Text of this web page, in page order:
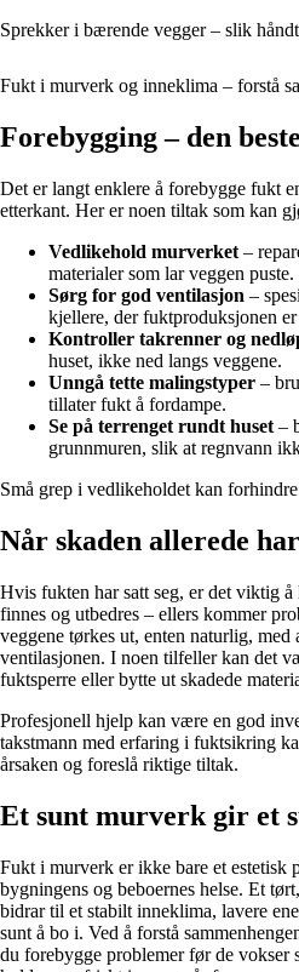
Sprekker i bærende vegger – slik
Fukt i murverk og inneklima – forstå
Forebygging – den
Det er langt enklere å forebygge fukt
etterkant. Her er noen tiltak som kan
Vedlikehold murverket –
materialer som lar veggen puste.
Sørg for god ventilasjon –
kjellere, der fuktproduksjonen
Kontroller takrenner og
huset, ikke ned langs veggene.
Unngå tette malingstyper –
tillater fukt å fordampe.
Se på terrenget rundt huset –
grunnmuren, slik at regnvann
Små grep i vedlikeholdet kan
Når skaden allerede
Hvis fukten har satt seg, er det viktig å
finnes og utbedres – ellers kommer
veggene tørkes ut, enten naturlig,
ventilasjonen. I noen tilfeller kan det
fuktsperre eller bytte ut skadede
Profesjonell hjelp kan være en god
takstmann med erfaring i fuktsikring
årsaken og foreslå riktige tiltak.
Et sunt murverk gir et
Fukt i murverk er ikke bare et estetisk
bygningens og beboernes helse. Et
bidrar til et stabilt inneklima, lavere
sunt å bo i. Ved å forstå
du forebygge problemer før de vokser